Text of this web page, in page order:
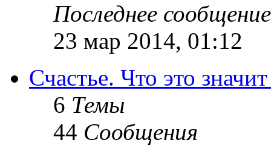
Последнее сообщение
23 мар 2014, 01:12
Счастье. Что это
6 Темы
44 Сообщения